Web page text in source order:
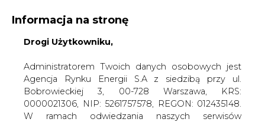
KONTAKT:
WYDAWCA PORTALU:
WYSOKI KONTRAST WIELKOŚĆ TEKSTU A A
ZALOGUJ SIĘ
Informacja na stronę
Drogi Użytkowniku,
Administratorem Twoich danych osobowych jest
Agencja Rynku Energii S.A z siedzibą przy ul.
Bobrowieckiej 3, 00-728 Warszawa, KRS:
0000021306, NIP: 5261757578, REGON: 012435148.
W ramach odwiedzania naszych serwisów